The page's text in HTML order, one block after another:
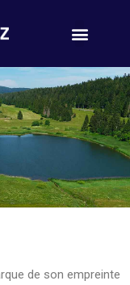
de son empreinte